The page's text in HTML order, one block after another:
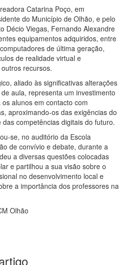
Catarina Poço, em
do Município de Olhão, e pelo
Décio Viegas, Fernando Alexandre
equipamentos adquiridos, entre
de última geração,
de realidade virtual e
recursos.
aliado às significativas alterações
aula, representa um investimento
alunos em contacto com
aproximando-os das exigências do
competências digitais do futuro.
se, no auditório da Escola
de convívio e debate, durante a
a diversas questões colocadas
e partilhou a sua visão sobre o
no desenvolvimento local e
a importância dos professores na
Olhão